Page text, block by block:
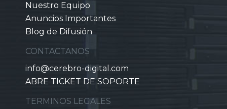
Nuestro Equipo
Anuncios Importantes
Blog de Difusión
CONTACTANOS
info@cerebro-digital.com
ABRE TICKET DE SOPORTE
TERMINOS LEGALES